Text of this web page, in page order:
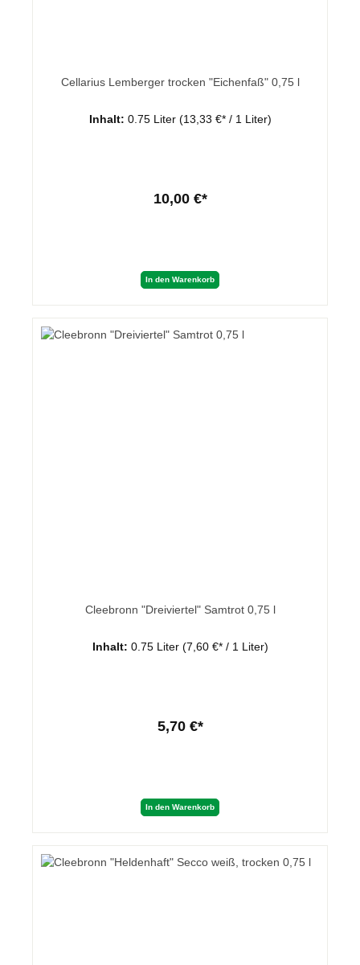
Cellarius Lemberger trocken "Eichenfaß" 0,75 l
Inhalt: 0.75 Liter (13,33 €* / 1 Liter)
10,00 €*
In den Warenkorb
Cleebronn "Dreiviertel" Samtrot 0,75 l
Inhalt: 0.75 Liter (7,60 €* / 1 Liter)
5,70 €*
In den Warenkorb